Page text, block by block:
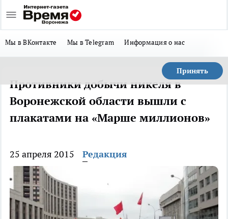
Мы в ВКонтакте Мы в Telegram Информация о нас
Принять
Противники добычи никеля в
Воронежской области вышли с
плакатами на «Марше миллионов»
25 апреля 2015 Редакция